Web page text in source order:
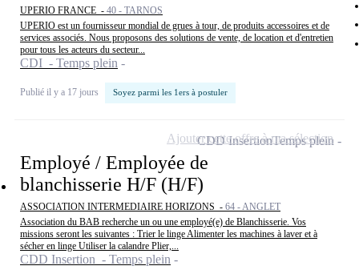
UPERIO FRANCE - 40 - TARNOS
UPERIO est un fournisseur mondial de grues à tour, de produits accessoires et de
services associés. Nous proposons des solutions de vente, de location et d'entretien
pour tous les acteurs du secteur...
CDI - Temps plein
Publié il y a 17 jours Soyez parmi les 1ers à postuler
Employé / Employée de
blanchisserie H/F (H/F)
ASSOCIATION INTERMEDIAIRE HORIZONS - 64 - ANGLET
Association du BAB recherche un ou une employé(e) de Blanchisserie. Vos
missions seront les suivantes : Trier le linge Alimenter les machines à laver et à
sécher en linge Utiliser la calandre Plier,...
CDD Insertion - Temps plein
CDD InsertionTemps plein
Ajouter cette offre à ma sélection